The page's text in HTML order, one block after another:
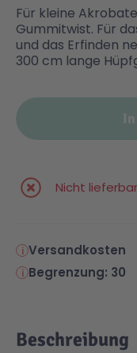
Für kleine
Gummitwist. Für
und das Erfinden
300 cm lange
Nicht lieferbar
Versandkosten
Begrenzung: 30
Beschreibung